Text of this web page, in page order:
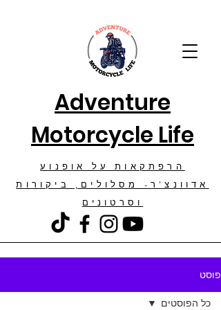
Adventure
Motorcycle Life
הרפתקאות על אופנוע
אדוונצ'ר- מסלולים, ביקורות
וסרטונים
פוסט
כל הפוסטים